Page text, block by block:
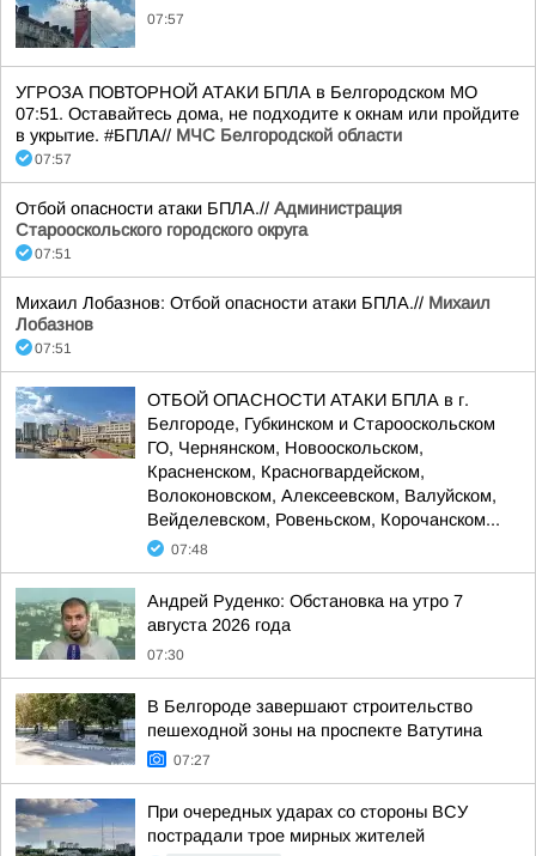
07:57
УГРОЗА ПОВТОРНОЙ АТАКИ БПЛА в Белгородском МО
07:51. Оставайтесь дома, не подходите к окнам или пройдите
в укрытие. #БПЛА// МЧС Белгородской области
07:57
Отбой опасности атаки БПЛА.// Администрация
Старооскольского городского округа
07:51
Михаил Лобазнов: Отбой опасности атаки БПЛА.// Михаил
Лобазнов
07:51
ОТБОЙ ОПАСНОСТИ АТАКИ БПЛА в г.
Белгороде, Губкинском и Старооскольском
ГО, Чернянском, Новооскольском,
Красненском, Красногвардейском,
Волоконовском, Алексеевском, Валуйском,
Вейделевском, Ровеньском, Корочанском...
07:48
Андрей Руденко: Обстановка на утро 7
августа 2026 года
07:30
В Белгороде завершают строительство
пешеходной зоны на проспекте Ватутина
07:27
При очередных ударах со стороны ВСУ
пострадали трое мирных жителей